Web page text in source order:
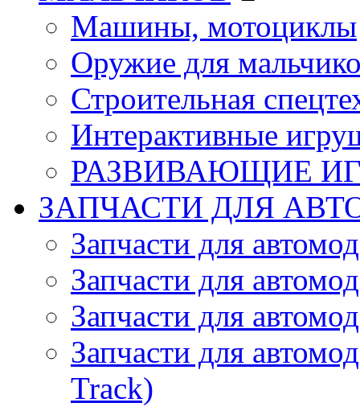
Машины, мотоциклы
Оружие для
Строительная
Интерактивные
РАЗВИВАЮЩИЕ
ЗАПЧАСТИ ДЛЯ
Запчасти для
Запчасти для
Запчасти для
Запчасти для
Track)